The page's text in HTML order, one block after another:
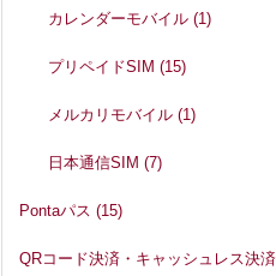
カレンダーモバイル(1)
プリペイドSIM(15)
メルカリモバイル(1)
日本通信SIM(7)
Pontaパス (15)
QRコード決済・キャッシュレス決済